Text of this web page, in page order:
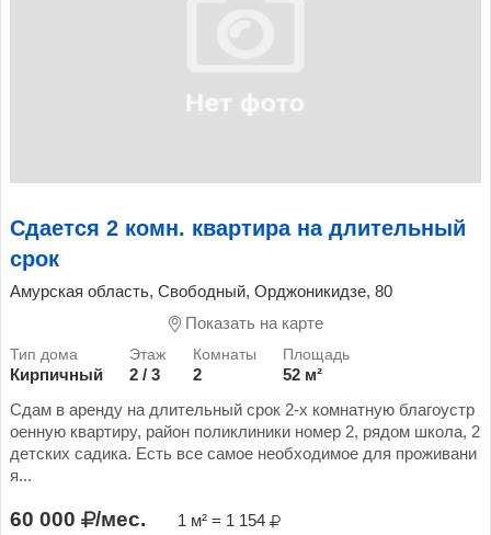
Сдается 2 комн. квартира на длительный
срок
Амурская область, Свободный, Орджоникидзе, 80
Показать на карте
Кирпичный 2 / 3 2
52 м²
Сдам в аренду на длительный срок 2-х комнатную благоустр
оенную квартиру, район поликлиники номер 2, рядом школа, 2
детских садика. Есть все самое необходимое для проживани
я...
60 000 /мес. 1 м² = 1 154